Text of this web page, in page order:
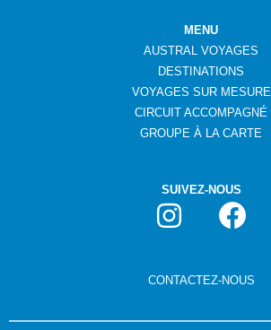
MENU
AUSTRAL VOYAGES
DESTINATIONS
VOYAGES SUR MESURE
CIRCUIT ACCOMPAGNÉ
GROUPE À LA CARTE
SUIVEZ-NOUS
CONTACTEZ-NOUS